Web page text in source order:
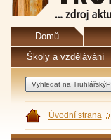
Domů
Školy a vzdělávání
Úvodní strana